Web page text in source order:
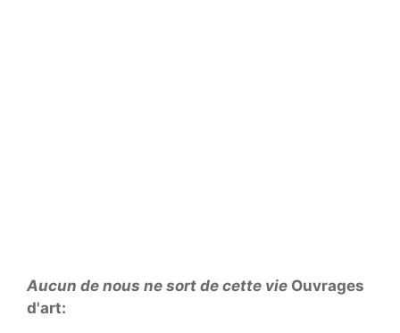
Aucun de nous ne sort de cette vie Ouvrages
d'art: